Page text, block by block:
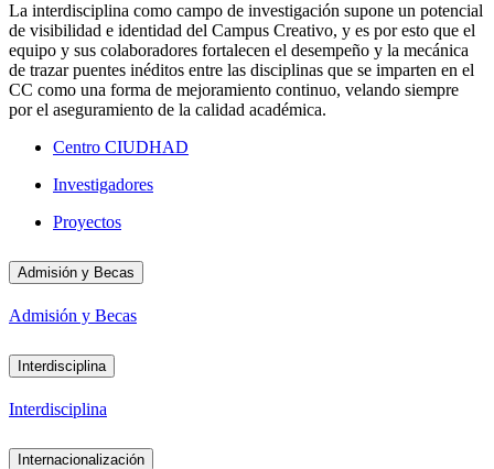
La interdisciplina como campo de investigación supone un potencial
de visibilidad e identidad del Campus Creativo, y es por esto que el
equipo y sus colaboradores fortalecen el desempeño y la mecánica
de trazar puentes inéditos entre las disciplinas que se imparten en el
CC como una forma de mejoramiento continuo, velando siempre
por el aseguramiento de la calidad académica.
Centro CIUDHAD
Investigadores
Proyectos
Admisión y Becas
Admisión y Becas
Interdisciplina
Interdisciplina
Internacionalización